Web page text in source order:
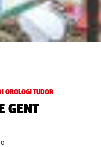
OROLOGI TUDOR
GENT‬